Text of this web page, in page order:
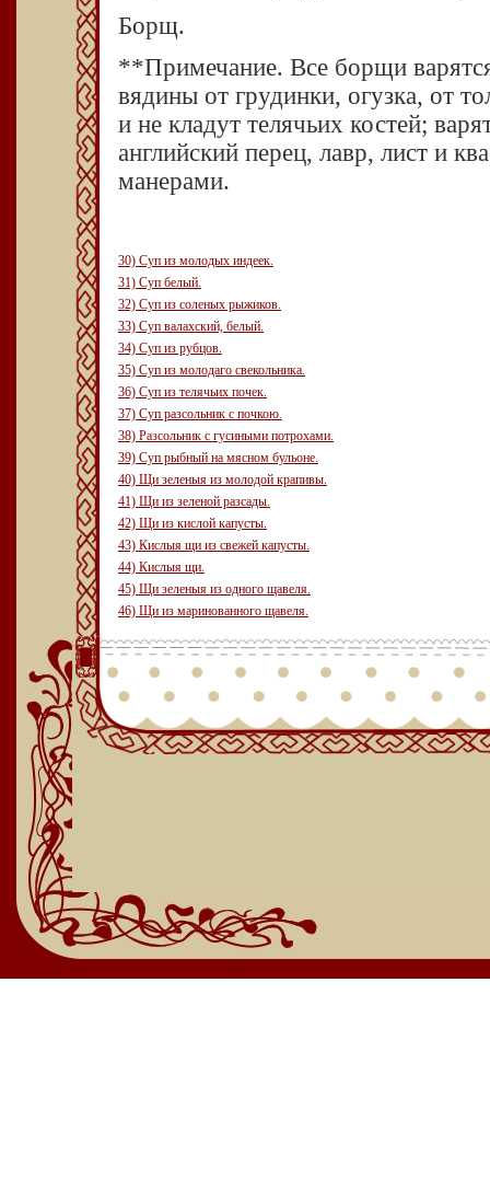
Борщ.
**Примечание. Все борщи
вядины от грудинки, огузка, от
и не кладут телячьих костей;
английский перец, лавр, лист и
манерами.
30) Суп из молодых индеек.
31) Суп белый.
32) Суп из соленых рыжиков.
33) Суп валахский, белый.
34) Суп из рубцов.
35) Суп из молодаго свекольника.
36) Суп из телячьих почек.
37) Суп разсольник с почкою.
38) Разсольник с гусиными потрохами.
39) Суп рыбный на мясном бульоне.
40) Щи зеленыя из молодой крапивы.
41) Щи из зеленой разсады.
42) Щи из кислой капусты.
43) Кислыя щи из свежей капусты.
44) Кислыя щи.
45) Щи зеленыя из одного щавеля.
46) Щи из маринованного щавеля.